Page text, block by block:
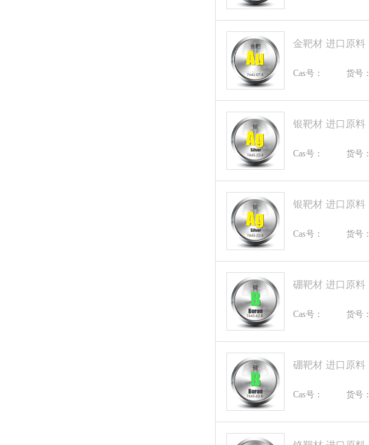
金靶材 进口原料
Cas号： 货号：
银靶材 进口原料
Cas号： 货号：
银靶材 进口原料
Cas号： 货号：
硼靶材 进口原料
Cas号： 货号：
硼靶材 进口原料
Cas号： 货号：